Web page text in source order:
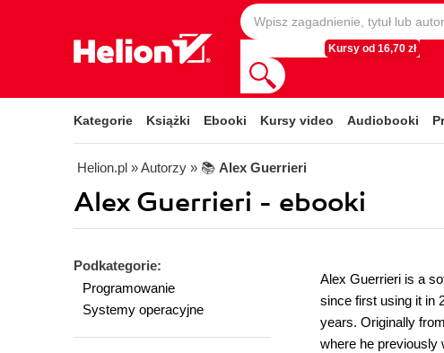
Kursy od 16,70 zł
Kategorie Książki Ebooki Kursy video Audiobooki
Helion.pl » Autorzy » 📚 Alex Guerrieri
Alex Guerrieri - ebooki
Podkategorie:
Programowanie
Systemy operacyjne
Alex Guerrieri is a
since first using it in
years. Originally
where he previously